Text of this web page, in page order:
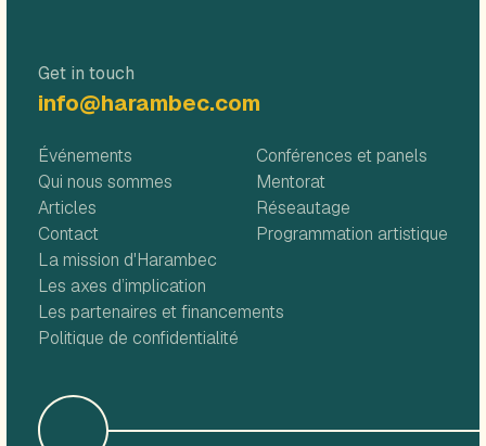
Get in touch
info@harambec.com
Événements
Qui nous sommes
Articles
Contact
Conférences et panels
Mentorat
Réseautage
Programmation artistique
La mission d'Harambec
Les axes d’implication
Les partenaires et financements
Politique de confidentialité